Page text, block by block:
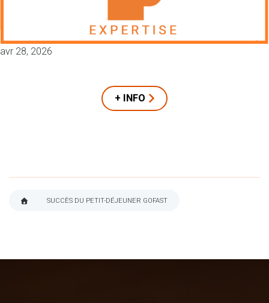
avr 28, 2026
+ INFO
SUCCÈS DU PETIT-DÉJEUNER GOFAST